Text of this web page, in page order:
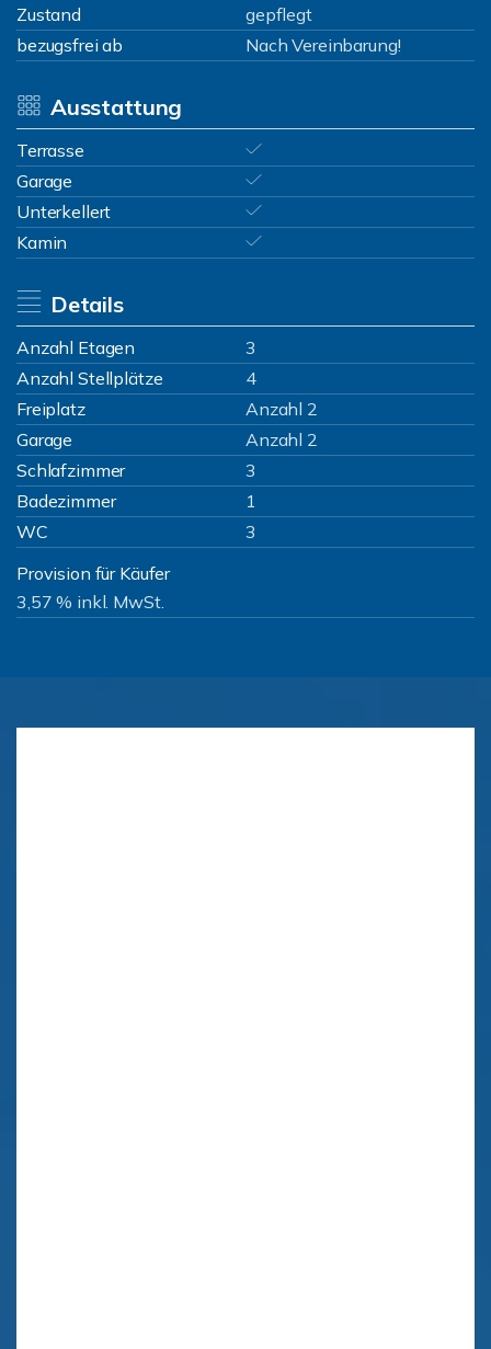
Zustand
gepflegt
bezugsfrei ab
Nach Vereinbarung!
Ausstattung
Terrasse
Garage
Unterkellert
Kamin
Details
Anzahl Etagen
3
Anzahl Stellplätze
4
Freiplatz
Anzahl 2
Garage
Anzahl 2
Schlafzimmer
3
Badezimmer
1
WC
3
Provision für Käufer
3,57 % inkl. MwSt.